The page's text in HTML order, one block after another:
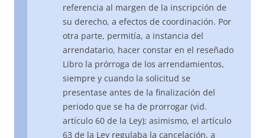
referencia al margen de la inscripción de
su derecho, a efectos de coordinación. Por
otra parte, permitía, a instancia del
arrendatario, hacer constar en el reseñado
Libro la prórroga de los arrendamientos,
siempre y cuando la solicitud se
presentase antes de la finalización del
periodo que se ha de prorrogar (vid.
artículo 60 de la Ley); asimismo, el artículo
63 de la Ley regulaba la cancelación, a